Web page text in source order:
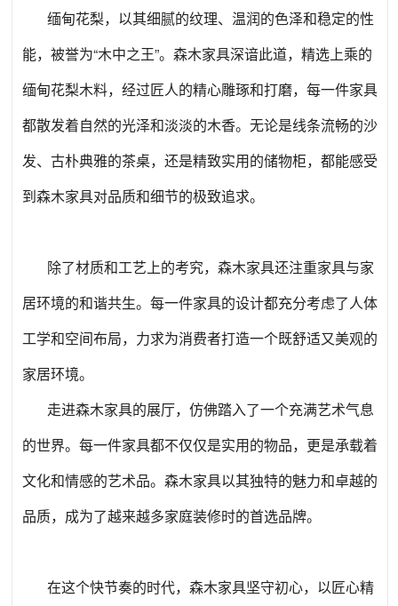
缅甸花梨，以其细腻的纹理、温润的色泽和稳定的性
能，被誉为“木中之王”。森木家具深谙此道，精选上乘的
缅甸花梨木料，经过匠人的精心雕琢和打磨，每一件家具
都散发着自然的光泽和淡淡的木香。无论是线条流畅的沙
发、古朴典雅的茶桌，还是精致实用的储物柜，都能感受
到森木家具对品质和细节的极致追求。
除了材质和工艺上的考究，森木家具还注重家具与家
居环境的和谐共生。每一件家具的设计都充分考虑了人体
工学和空间布局，力求为消费者打造一个既舒适又美观的
家居环境。
走进森木家具的展厅，仿佛踏入了一个充满艺术气息
的世界。每一件家具都不仅仅是实用的物品，更是承载着
文化和情感的艺术品。森木家具以其独特的魅力和卓越的
品质，成为了越来越多家庭装修时的首选品牌。
在这个快节奏的时代，森木家具坚守初心，以匠心精